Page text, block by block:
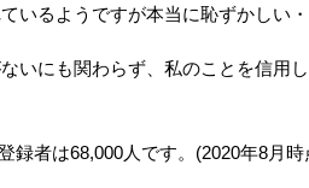
いるようですが本当に恥ずかしい
いにも関わらず、私のことを信用
録者は68,000人です。(2020年8月時